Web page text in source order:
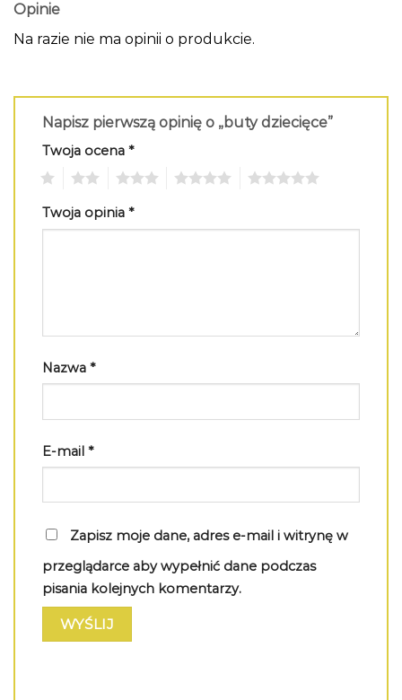
Opinie
Na razie nie ma opinii o produkcie.
Napisz pierwszą opinię o „buty dziecięce”
Twoja ocena *
Twoja opinia *
Nazwa *
E-mail *
Zapisz moje dane, adres e-mail i witrynę w
przeglądarce aby wypełnić dane podczas
pisania kolejnych komentarzy.